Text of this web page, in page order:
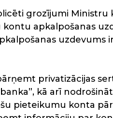
grozījumi
apkalpošanas
uzdevums
privatizācijas
kā arī
pieteikumu konta